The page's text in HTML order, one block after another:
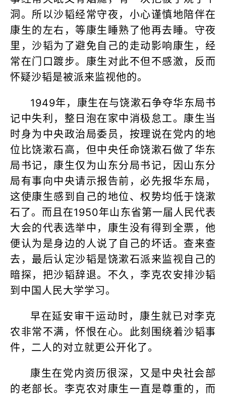
洞。所以沙韬经常守夜，小心谨慎地陪伴在
康生的左右，等康生睡熟了他再去睡。守夜
里，沙韬为了避免自己的走动影响康生，经
常在门口踱步。康生对此不但不感激，反而
怀疑沙韬是被派来监视他的。
1949年，康生在与饶漱石争夺华东局书
记中失利，整日泡在家中消极怠工。康生当
时身为中央政治局委员，按理说在党内的地
位比饶漱石高，但中央任命饶漱石做了华东
局书记，康生仅为山东分局书记，因山东分
局有事向中央请示报告前，必先报华东局，
这使康生感到自己的地位、权势均低于饶漱
石了。而且在1950年山东省第一届人民代表
大会的代表选举中，康生没有得到全票，他
便认为是身边的人说了自己的坏话。查来查
去，最后认定沙韬是饶漱石派来监视自己的
暗探，把沙韬辞退。不久，李克农安排沙韬
到中国人民大学学习。
早在延安审干运动时，康生就已对李克
农非常不满，怀恨在心。此刻围绕着沙韬事
件，二人的对立就更公开化了。
康生在党内资历很深，又是中央社会部
的老部长。李克农对康生一直是尊重的，而